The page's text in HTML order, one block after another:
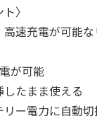
〉
高速充電が可能
が可能
したまま使える
リー電力に自動切